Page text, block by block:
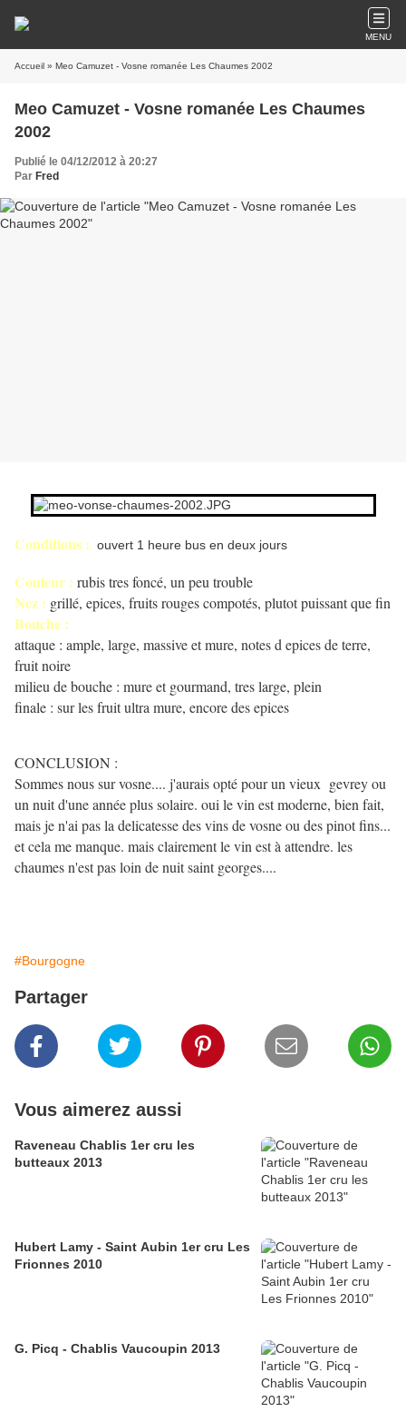
MENU
Accueil » Meo Camuzet - Vosne romanée Les Chaumes 2002
Meo Camuzet - Vosne romanée Les Chaumes
2002
Publié le 04/12/2012 à 20:27
Par Fred
Conditions : ouvert 1 heure bus en deux jours
Couleur : rubis tres foncé, un peu trouble
Nez : grillé, epices, fruits rouges compotés, plutot puissant que fin
Bouche :
attaque : ample, large, massive et mure, notes d epices de terre,
fruit noire
milieu de bouche : mure et gourmand, tres large, plein
finale : sur les fruit ultra mure, encore des epices
CONCLUSION :
Sommes nous sur vosne.... j'aurais opté pour un vieux gevrey ou
un nuit d'une année plus solaire. oui le vin est moderne, bien fait,
mais je n'ai pas la delicatesse des vins de vosne ou des pinot fins...
et cela me manque. mais clairement le vin est à attendre. les
chaumes n'est pas loin de nuit saint georges....
#Bourgogne
Partager
Vous aimerez aussi
Raveneau Chablis 1er cru les
butteaux 2013
Hubert Lamy - Saint Aubin 1er cru Les
Frionnes 2010
G. Picq - Chablis Vaucoupin 2013